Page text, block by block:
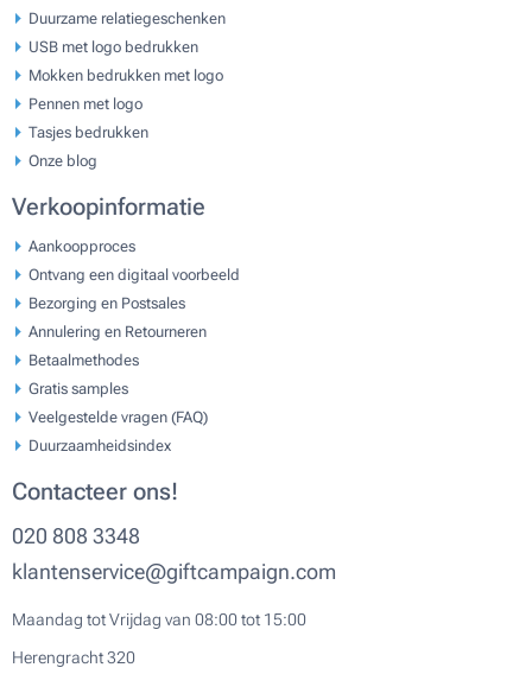
Duurzame relatiegeschenken
USB met logo bedrukken
Mokken bedrukken met logo
Pennen met logo
Tasjes bedrukken
Onze blog
Verkoopinformatie
Aankoopproces
Ontvang een digitaal voorbeeld
Bezorging en Postsales
Annulering en Retourneren
Betaalmethodes
Gratis samples
Veelgestelde vragen (FAQ)
Duurzaamheidsindex
Contacteer ons!
020 808 3348
klantenservice@giftcampaign.com
Maandag tot Vrijdag van 08:00 tot 15:00
Herengracht 320